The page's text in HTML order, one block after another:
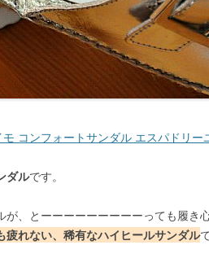
コンフォートサンダル エスパドリ
ダルです。
、とーーーーーーーーーっても履き
疲れない、稀有なハイヒールサンダル